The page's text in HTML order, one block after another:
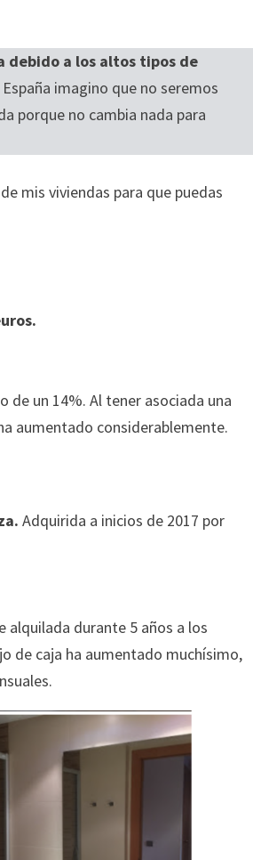
debido a los altos tipos de
imagino que no seremos
porque no cambia nada para
mis viviendas para que puedas
de un 14%. Al tener asociada una
aumentado considerablemente.
Adquirida a inicios de 2017 por
alquilada durante 5 años a los
de caja ha aumentado muchísimo,